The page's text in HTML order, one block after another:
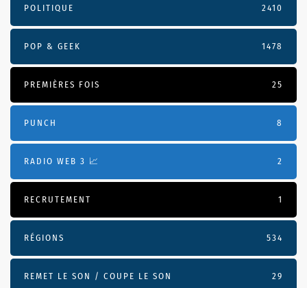
POLITIQUE 2410
POP & GEEK 1478
PREMIÈRES FOIS 25
PUNCH 8
RADIO WEB 3 📈 2
RECRUTEMENT 1
RÉGIONS 534
REMET LE SON / COUPE LE SON 29